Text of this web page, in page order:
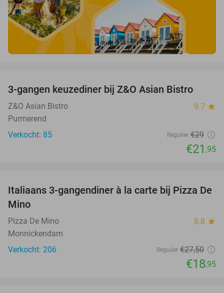
3-gangen keuzediner bij Z&O Asian Bistro
Z&O Asian Bistro 9.7 star
Purmerend
Verkocht: 85
Regulier €29
€21 ,95
31%
Italiaans 3-gangendiner à la carte bij Pizza De
Mino
Pizza De Mino 8.8 star
Monnickendam
Verkocht: 206
Regulier €27,50
€18,95